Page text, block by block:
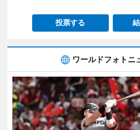
投票する
ワールドフォトニ